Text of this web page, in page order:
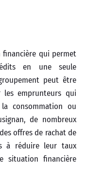
qui permet
en une seule
peut être
les emprunteurs qui
consommation ou
de nombreux
offres de rachat de
à réduire leur taux
situation financière